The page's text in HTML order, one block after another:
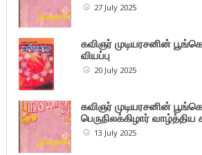
27 July 2025
கவிஞர் முடியரசனின்
வியப்பு
20 July 2025
கவிஞர் முடியரசனின்
பெருநிலக்கிழார்
13 July 2025